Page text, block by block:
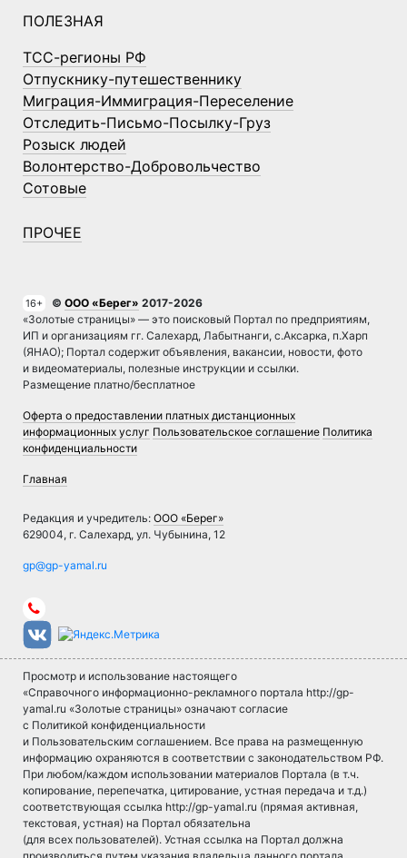
ПОЛЕЗНАЯ
ТСС-регионы РФ
Отпускнику-путешественнику
Миграция-Иммиграция-Переселение
Отследить-Письмо-Посылку-Груз
Розыск людей
Волонтерство-Добровольчество
Сотовые
ПРОЧЕЕ
16+ © ООО «Берег» 2017-2026
«Золотые страницы» — это поисковый Портал по предприятиям,
ИП и организациям гг. Салехард, Лабытнанги, с.Аксарка, п.Харп
(ЯНАО); Портал содержит объявления, вакансии, новости, фото
и видеоматериалы, полезные инструкции и ссылки.
Размещение платно/бесплатное
Оферта о предоставлении платных дистанционных
информационных услуг Пользовательское соглашение Политика
конфиденциальности
Главная
Редакция и учредитель: ООО «Берег»
629004, г. Салехард, ул. Чубынина, 12
Просмотр и использование настоящего
«Справочного информационно-рекламного портала http://gp-
yamal.ru «Золотые страницы» означают согласие
с Политикой конфиденциальности
и Пользовательским соглашением. Все права на размещенную
информацию охраняются в соответствии с законодательством РФ.
При любом/каждом использовании материалов Портала (в т.ч.
копирование, перепечатка, цитирование, устная передача и т.д.)
соответствующая ссылка http://gp-yamal.ru (прямая активная,
текстовая, устная) на Портал обязательна
(для всех пользователей). Устная ссылка на Портал должна